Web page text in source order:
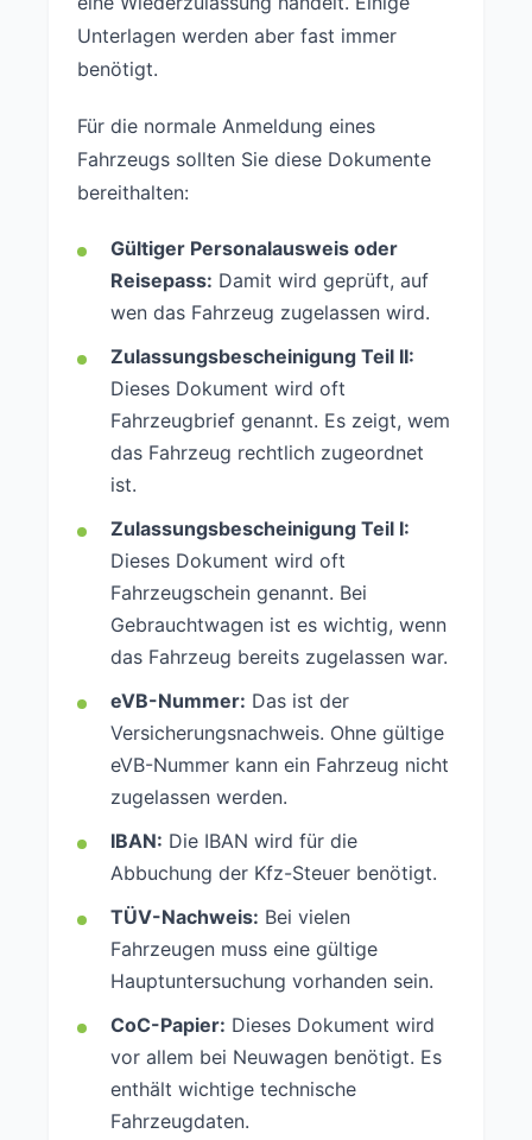
Unterlagen werden aber fast immer
benötigt.
Für die normale Anmeldung eines
Fahrzeugs sollten Sie diese Dokumente
bereithalten:
Gültiger Personalausweis oder
Reisepass: Damit wird geprüft, auf
wen das Fahrzeug zugelassen wird.
Zulassungsbescheinigung Teil II:
Dieses Dokument wird oft
Fahrzeugbrief genannt. Es zeigt, wem
das Fahrzeug rechtlich zugeordnet
ist.
Zulassungsbescheinigung Teil I:
Dieses Dokument wird oft
Fahrzeugschein genannt. Bei
Gebrauchtwagen ist es wichtig, wenn
das Fahrzeug bereits zugelassen war.
eVB-Nummer: Das ist der
Versicherungsnachweis. Ohne gültige
eVB-Nummer kann ein Fahrzeug nicht
zugelassen werden.
IBAN: Die IBAN wird für die
Abbuchung der Kfz-Steuer benötigt.
TÜV-Nachweis: Bei vielen
Fahrzeugen muss eine gültige
Hauptuntersuchung vorhanden sein.
CoC-Papier: Dieses Dokument wird
vor allem bei Neuwagen benötigt. Es
enthält wichtige technische
Fahrzeugdaten.